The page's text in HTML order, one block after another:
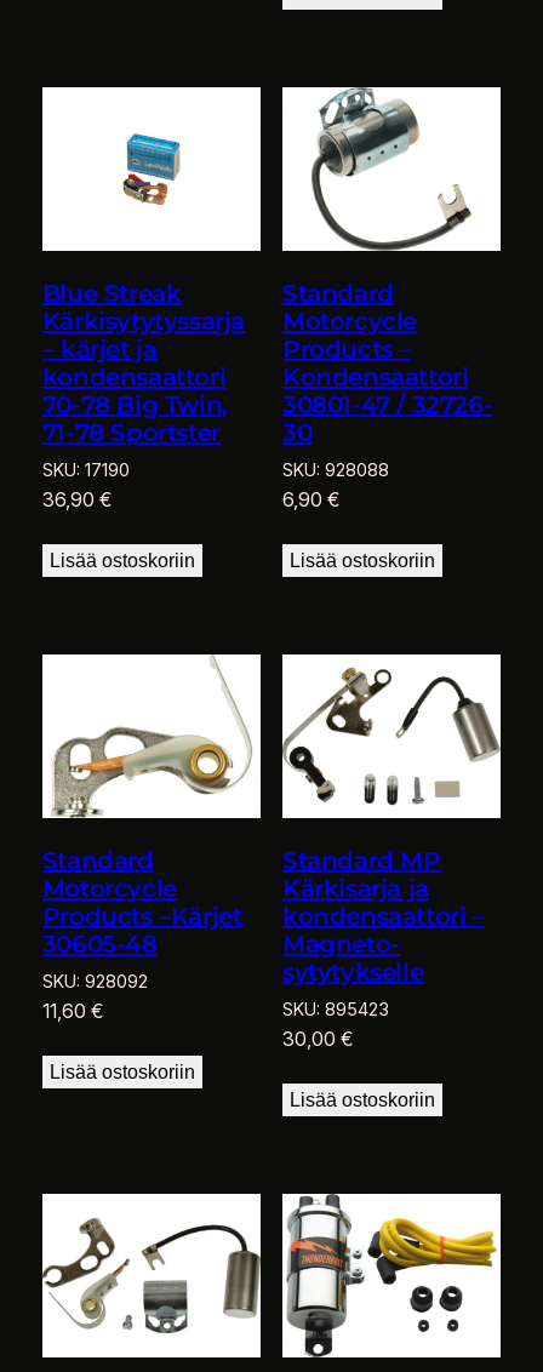
Blue Streak
Kärkisytytyssarja
– kärjet ja
kondensaattori
70-78 Big Twin,
71-78 Sportster
SKU: 17190
36,90 €
Lisää ostoskoriin
Standard
Motorcycle
Products –
Kondensaattori
30801-47 / 32726-
30
SKU: 928088
6,90€
Lisää ostoskoriin
Standard
Motorcycle
Products –Kärjet
30605-48
SKU: 928092
11,60 €
Lisää ostoskoriin
Standard MP
Kärkisarja ja
kondensaattori –
Magneto-
sytytykselle
SKU: 895423
30,00€
Lisää ostoskoriin